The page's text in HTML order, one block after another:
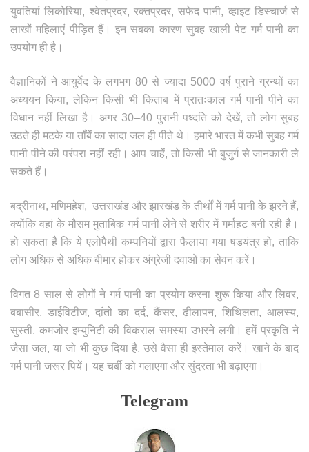
युवतियां लिकोरिया, श्वेतप्रदर, रक्तप्रदर, सफेद पानी, व्हाइट डिस्चार्ज से
लाखों महिलाएं पीड़ित हैं। इन सबका कारण सुबह खाली पेट गर्म पानी का
उपयोग ही है।
वैज्ञानिकों ने आयुर्वेद के लगभग 80 से ज्यादा 5000 वर्ष पुराने ग्रन्थों का
अध्ययन किया, लेकिन किसी भी किताब में प्रातःकाल गर्म पानी पीने का
विधान नहीं लिखा है। अगर 30–40 पुरानी पध्दति को देखें, तो लोग सुबह
उठते ही मटके या ताँबें का सादा जल ही पीते थे। हमारे भारत में कभी सुबह गर्म
पानी पीने की परंपरा नहीं रही। आप चाहें, तो किसी भी बुजुर्ग से जानकारी ले
सकते हैं।
बद्रीनाथ, मणिमहेश, उत्तराखंड और झारखंड के तीर्थों में गर्म पानी के झरने हैं,
क्योंकि वहां के मौसम मुताबिक गर्म पानी लेने से शरीर में गर्माहट बनी रही है।
हो सकता है कि ये एलोपैथी कम्पनियों द्वारा फैलाया गया षडयंत्र हो, ताकि
लोग अधिक से अधिक बीमार होकर अंग्रेजी दवाओं का सेवन करें।
विगत 8 साल से लोगों ने गर्म पानी का प्रयोग करना शुरू किया और लिवर,
बबासीर, डाईविटीज, दांतो का दर्द, कैंसर, ढ़ीलापन, शिथिलता, आलस्य,
सुस्ती, कमजोर इम्युनिटी की विकराल समस्या उभरने लगी। हमें प्रकृति ने
जैसा जल, या जो भी कुछ दिया है, उसे वैसा ही इस्तेमाल करें। खाने के बाद
गर्म पानी जरूर पियें। यह चर्बी को गलाएगा और सुंदरता भी बढ़ाएगा।
Telegram